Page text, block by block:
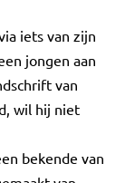
iets van zijn
jongen aan
van
wil hij niet
bekende van